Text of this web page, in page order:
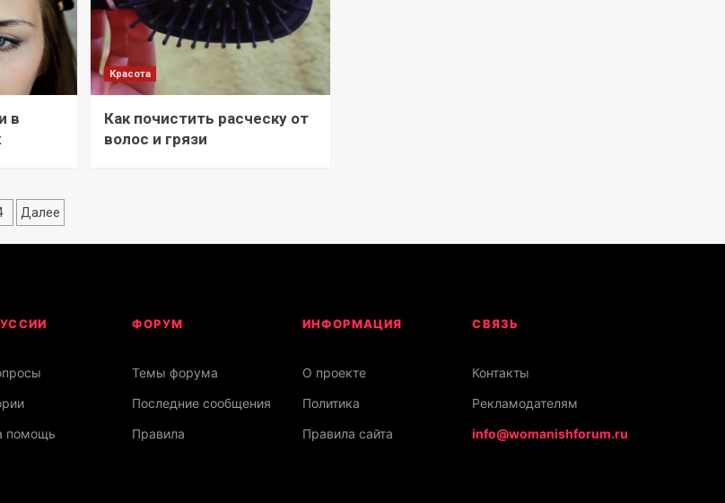
в
Красота
Как почистить расческу от
волос и грязи
Далее
помощь
ФОРУМ
Темы форума
Последние сообщения
Правила
ИНФОРМАЦИЯ
О проекте
Политика
Правила сайта
СВЯЗЬ
Контакты
Рекламодателям
info@womanishforum.ru